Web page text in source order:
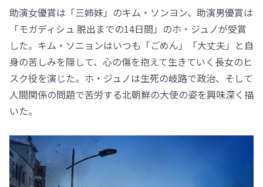
助演女優賞は「三姉妹」のキム・ソンヨン、助演男優賞は
「モガディシュ 脱出までの14日間」のホ・ジュノが受賞
した。キム・ソニョンはいつも「ごめん」「大丈夫」と自
身の苦しみを隠して、心の傷を抱えて生きていく長女のヒ
スク役を演じた。ホ・ジュノは生死の岐路で政治、そして
人間関係の問題で苦労する北朝鮮の大使の姿を興味深く描
いた。